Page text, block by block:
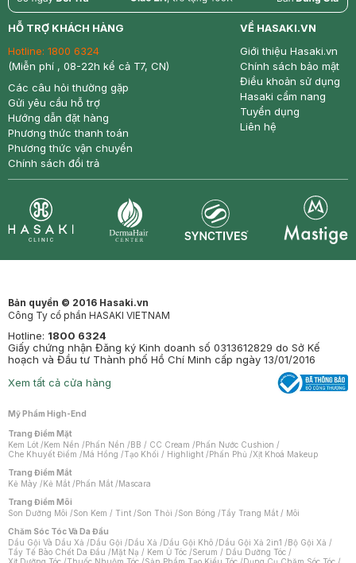
return nowfree price
HỖ TRỢ KHÁCH HÀNG
Hotline: 1800 6324
(Miễn phí , 08-22h kể cả T7, CN)
Các câu hỏi thường gặp
Gửi yêu cầu hỗ trợ
Hướng dẫn đặt hàng
Phương thức thanh toán
Phương thức vận chuyển
Chính sách đổi trả
VỀ HASAKI.VN
Giới thiệu Hasaki.vn
Chính sách bảo mật
Điều khoản sử dụng
Hasaki cẩm nang
Tuyển dụng
Liên hệ
Bản quyền © 2016 Hasaki.vn
Công Ty cổ phần HASAKI VIETNAM
Hotline: 1800 6324
Giấy chứng nhận Đăng ký Kinh doanh số 0313612829 do Sở Kế
hoạch và Đầu tư Thành phố Hồ Chí Minh cấp ngày 13/01/2016
Xem tất cả cửa hàng
Mỹ Phẩm High-End
Trang Điểm Mặt
Kem Lót /Kem Nền /Phấn Nền /BB / CC Cream /Phấn Nước Cushion /
Che Khuyết Điểm /Má Hồng /Tạo Khối / Highlight /Phấn Phủ /Xịt Khoá Makeup
Trang Điểm Mắt
Kẻ Mày /Kẻ Mắt /Phấn Mắt /Mascara
Trang Điểm Môi
Son Dưỡng Môi /Son Kem / Tint /Son Thỏi /Son Bóng /Tẩy Trang Mắt / Môi
Chăm Sóc Tóc Và Da Đầu
Dầu Gội Và Dầu Xả /Dầu Gội /Dầu Xả /Dầu Gội Khô /Dầu Gội Xả 2in1 /Bộ Gội Xả /
Tẩy Tế Bào Chết Da Đầu /Mặt Nạ / Kem Ủ Tóc /Serum / Dầu Dưỡng Tóc /